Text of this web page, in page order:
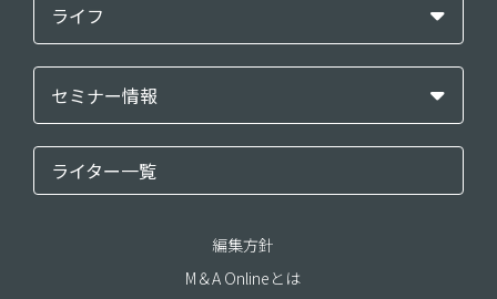
ライフ
セミナー情報
ライター一覧
編集方針
M＆A Onlineとは